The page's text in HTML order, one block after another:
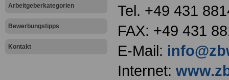
Arbeitgeberkategorien
Bewerbungstipps
Kontakt
Tel. +49 431
FAX: +49 431
E-Mail:
Internet: